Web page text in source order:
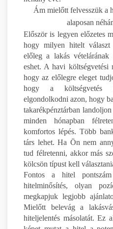
Ám mielőtt felvesszük a
alaposan
Először is legyen előzetes
hogy milyen hitelt
előleg a lakás
eshet. A havi költségvetési
hogy az előlegre eleget
hogy a költségvetés
elgondolkodni azon, hogy
takarékpénztárban
minden hónapban
komfortos lépés. Több
társ lehet. Ha Ön nem
tud félretenni, akkor más
kölcsön típust kell
Fontos a hitel
hitelminősítés, olyan
megkapjuk legjobb
Mielőtt belevág a
hiteljelentés másolatát. Ez